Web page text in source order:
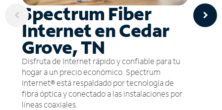
Spectrum Fiber
Internet en Cedar
Grove, TN
Disfruta de Internet rápido y confiable para tu
hogar a un precio económico. Spectrum
Internet® está respaldado por tecnología de
fibra óptica y conectado a las instalaciones por
líneas coaxiales.